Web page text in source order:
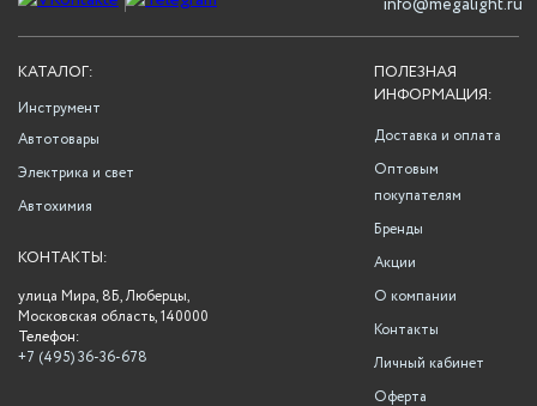
info@megalight.ru
ПОЛЕЗНАЯ
ИНФОРМАЦИЯ:
Доставка и оплата
Оптовым
покупателям
Бренды
Акции
О компании
Контакты
Личный кабинет
Оферта
КАТАЛОГ:
Инструмент
Автотовары
Электрика и свет
Автохимия
КОНТАКТЫ:
улица Мира, 8Б, Люберцы,
Московская область, 140000
Телефон:
+7 (495) 36-36-678